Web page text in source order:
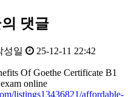
의 댓글
성일 25-12-11 22:42
Of Goethe Certificate B1
online
listings13436821/affordable-